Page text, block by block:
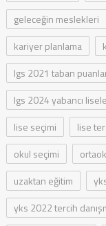
geleceğin meslekleri
kariyer planlama
lgs 2021 taban
lgs 2024 yabancı
lise seçimi
lise
okul seçimi
uzaktan eğitim
yks 2022 tercih